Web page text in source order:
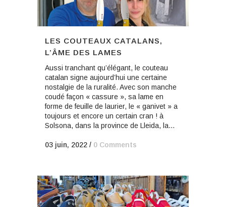
LES COUTEAUX CATALANS,
L’ÂME DES LAMES
Aussi tranchant qu’élégant, le couteau
catalan signe aujourd’hui une certaine
nostalgie de la ruralité. Avec son manche
coudé façon « cassure », sa lame en
forme de feuille de laurier, le « ganivet » a
toujours et encore un certain cran ! à
Solsona, dans la province de Lleida, la...
03 juin, 2022 / 0 Comments